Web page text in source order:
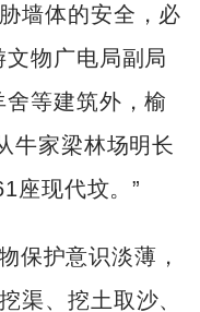
墙体的安全，必
物广电局副局
等建筑外，榆
牛家梁林场明长
座现代坟。”
保护意识淡薄，
渠、挖土取沙、